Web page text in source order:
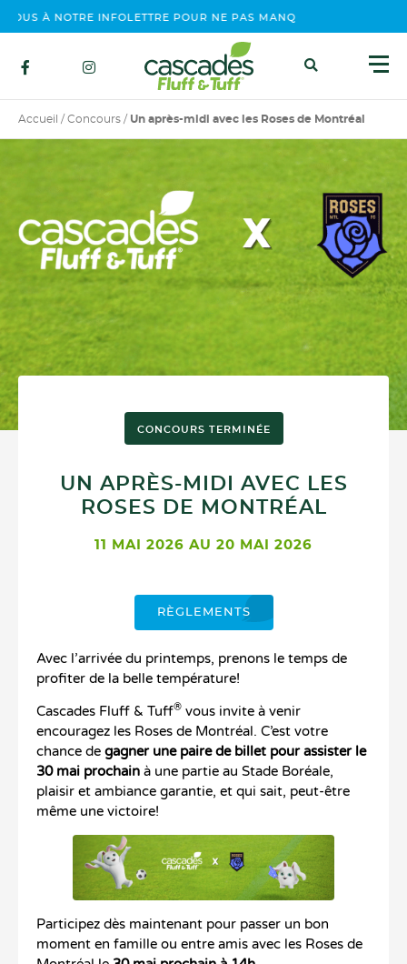
À NOTRE INFOLETTRE POUR NE PAS MANQUER NOS
Accueil / Concours / Un après-midi avec les Roses de Montréal
CONCOURS TERMINÉE
UN APRÈS-MIDI AVEC LES
ROSES DE MONTRÉAL
11 MAI 2026 AU 20 MAI 2026
RÈGLEMENTS
Avec l’arrivée du printemps, prenons le temps de
profiter de la belle température!
Cascades Fluff & Tuff® vous invite à venir
encouragez les Roses de Montréal. C’est votre
chance de gagner une paire de billet pour assister le
30 mai prochain à une partie au Stade Boréale,
plaisir et ambiance garantie, et qui sait, peut-être
même une victoire!
Participez dès maintenant pour passer un bon
moment en famille ou entre amis avec les Roses de